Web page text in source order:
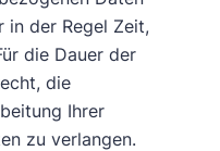
in der Regel Zeit,
die Dauer der
die
Ihrer
zu verlangen.